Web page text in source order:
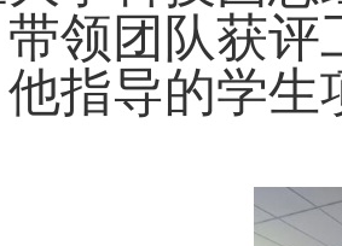
带领团队获
指导的学